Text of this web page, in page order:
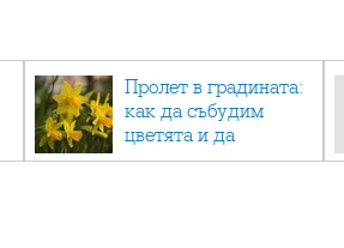
Пролет в градината:
как да събудим
цветята и да
създадем зелен